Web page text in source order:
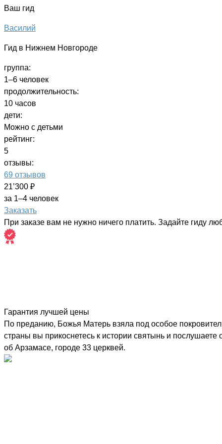
Ваш гид
Василий
Гид в Нижнем Новгороде
группа:
1–6 человек
продолжительность:
10 часов
дети:
Можно с детьми
рейтинг:
5
отзывы:
69 отзывов
21’300 ₽
за 1–4 человек
Заказать
При заказе вам не нужно ничего платить. Задайте гиду
Гарантия лучшей цены
По преданию, Божья Матерь взяла под особое
страны вы прикоснетесь к истории святынь и
об Арзамасе, городе 33 церквей.